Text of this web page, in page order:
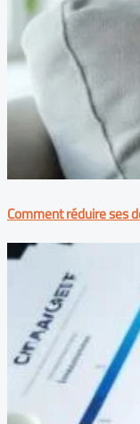
Comment réduire ses